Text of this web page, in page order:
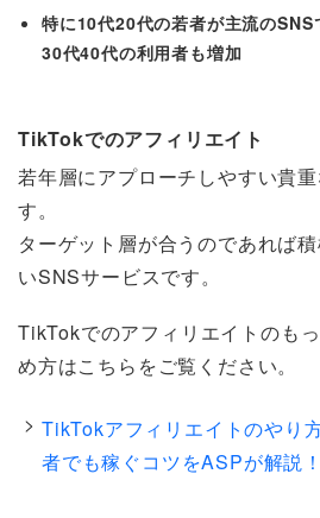
特に10代20代の若者が主流の
30代40代の利用者も増加
TikTokでのアフィリエイト
若年層にアプローチしやすい貴
す。
ターゲット層が合うのであれば
いSNSサービスです。
TikTokでのアフィリエイトのも
め方はこちらをご覧ください。
TikTokアフィリエイトのやり
者でも稼ぐコツをASPが解説！